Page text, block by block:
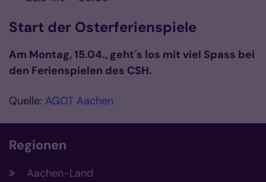
Start der Osterferienspiele
Am Montag, 15.04., geht´s los mit viel Spass bei
den Ferienspielen des CSH.
Quelle: AGOT Aachen
Regionen
Aachen-Land